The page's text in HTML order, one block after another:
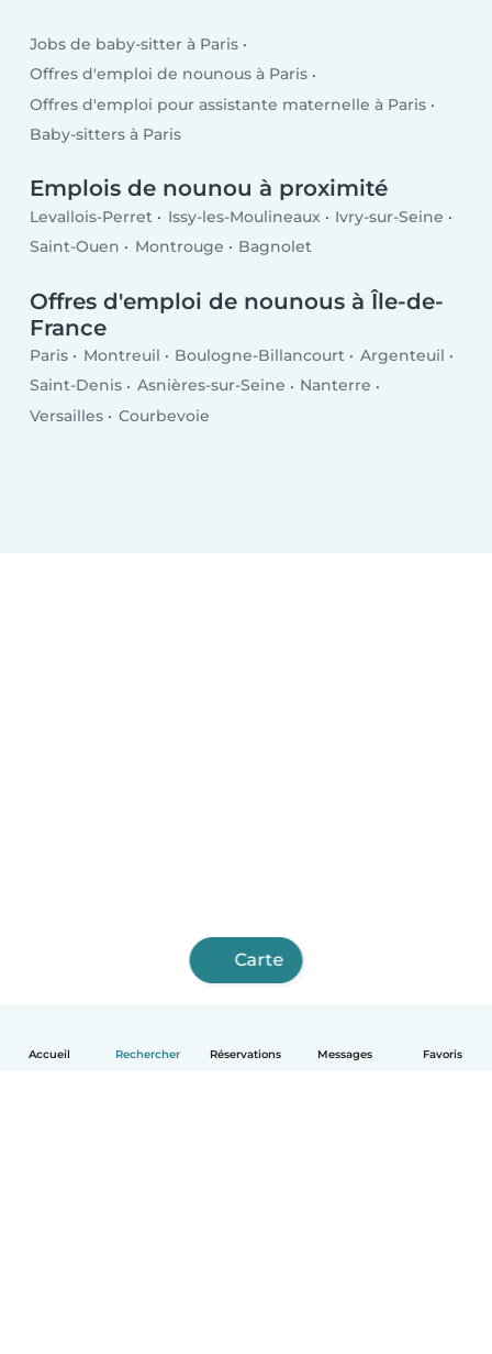
Accueil Rechercher Réservations Messages Favoris
Jobs de baby-sitter à Paris
Offres d'emploi de nounous à Paris
Offres d'emploi pour assistante maternelle à Paris
Baby-sitters à Paris
Emplois de nounou à proximité
Levallois-Perret Issy-les-Moulineaux
Ivry-sur-Seine
Saint-Ouen
Montrouge Bagnolet
Offres d'emploi de nounous à Île-de-
France
Paris Montreuil Boulogne-Billancourt
Argenteuil
Saint-Denis
Asnières-sur-Seine
Nanterre
Versailles
Courbevoie
Carte